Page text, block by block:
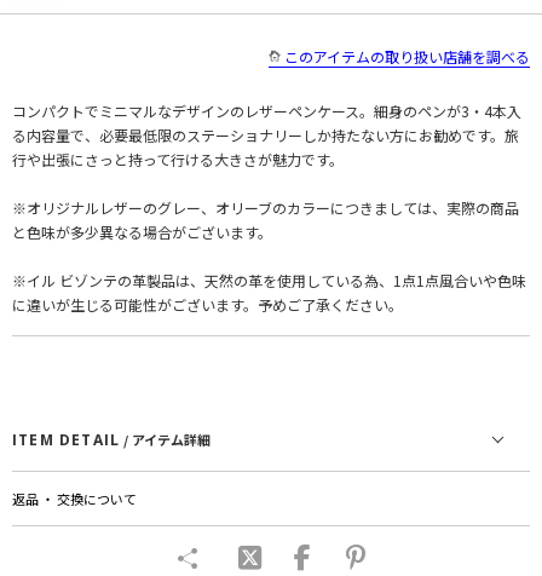
このアイテムの取り扱い店舗を調べる
コンパクトでミニマルなデザインのレザーペンケース。細身のペンが3・4本入
る内容量で、必要最低限のステーショナリーしか持たない方にお勧めです。旅
行や出張にさっと持って行ける大きさが魅力です。
※オリジナルレザーのグレー、オリーブのカラーにつきましては、実際の商品
と色味が多少異なる場合がございます。
※イル ビゾンテの革製品は、天然の革を使用している為、1点1点風合いや色味
に違いが生じる可能性がございます。予めご了承ください。
ITEM DETAIL / アイテム詳細
返品 ・ 交換について